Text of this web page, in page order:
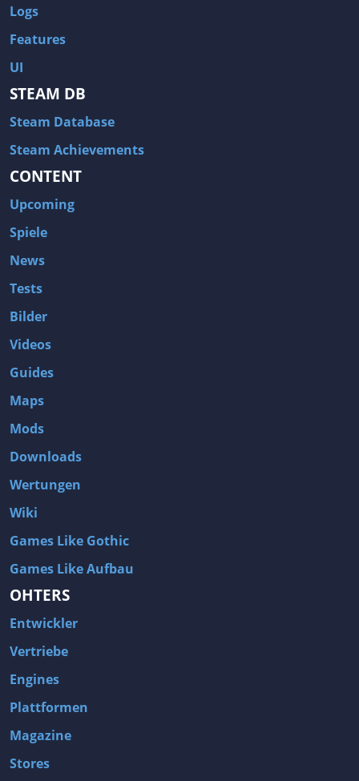
Logs
Features
UI
STEAM DB
Steam Database
Steam Achievements
CONTENT
Upcoming
Spiele
News
Tests
Bilder
Videos
Guides
Maps
Mods
Downloads
Wertungen
Wiki
Games Like Gothic
Games Like Aufbau
OHTERS
Entwickler
Vertriebe
Engines
Plattformen
Magazine
Stores